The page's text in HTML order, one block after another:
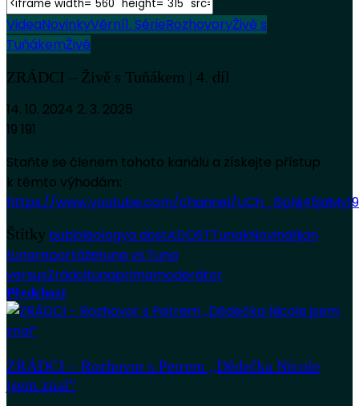
VideaNovinkyVěrní1. SérieRozhovoryŽivě s
TuňákemŽivě
ZRÁDCI – Živě s Tuňákem | 4. díl
14. 10. 2024 2. 3. 2025
19 191
Staňte se členem tohoto kanálu a získejte přístup
k těmto výhodám:
https://www.youtube.com/channel/
Štítky bubbleologya dostADOSTTunakNovinářijan
tunareportážetuna vs.Tuna
versusZrádcitunaprimamoderátor
Předchozí
ZRÁDCI – Rozhovor s Petrem „Dědečka Nicole
jsem znal“